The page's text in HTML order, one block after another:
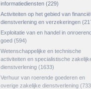
informatiediensten (229)
Activiteiten op het gebied van
dienstverlening en verzekeringen
Exploitatie van en handel in
goed (594)
Wetenschappelijke en technische
activiteiten en specialistische
dienstverlening (1633)
Verhuur van roerende goederen en
overige zakelijke dienstverlening